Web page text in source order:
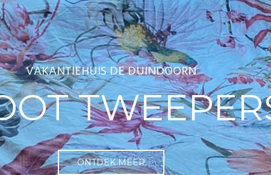
VAKANTIEHUIS DE DUINDOORN
ONTDEK MEER